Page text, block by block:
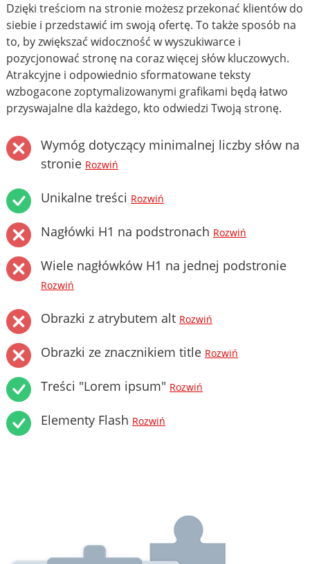
Dzięki treściom na stronie możesz przekonać klientów do
siebie i przedstawić im swoją ofertę. To także sposób na
to, by zwiększać widoczność w wyszukiwarce i
pozycjonować stronę na coraz więcej słów kluczowych.
Atrakcyjne i odpowiednio sformatowane teksty
wzbogacone zoptymalizowanymi grafikami będą łatwo
przyswajalne dla każdego, kto odwiedzi Twoją stronę.
Wymóg dotyczący minimalnej liczby słów na
stronie Rozwiń
Unikalne treści Rozwiń
Nagłówki H1 na podstronach Rozwiń
Wiele nagłówków H1 na jednej podstronie
Rozwiń
Obrazki z atrybutem alt Rozwiń
Obrazki ze znacznikiem title Rozwiń
Treści "Lorem ipsum" Rozwiń
Elementy Flash Rozwiń